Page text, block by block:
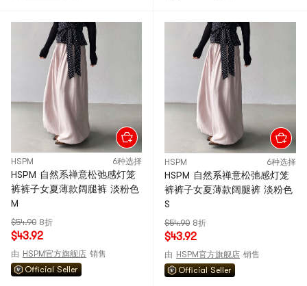
HSPM 6种选择
HSPM 自然系禅意松弛感灯笼
裤裤子女夏薄款阔腿裤 淡粉色
M
$54.90 8折
$43.92
由 HSPM官方旗舰店 销售
Official Seller
HSPM 6种选择
HSPM 自然系禅意松弛感灯笼
裤裤子女夏薄款阔腿裤 淡粉色
S
$54.90 8折
$43.92
由 HSPM官方旗舰店 销售
Official Seller